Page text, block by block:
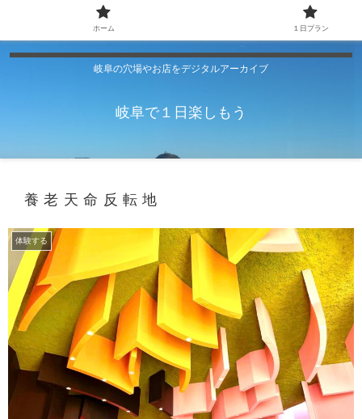
岐阜の穴場やお店をデジタルアーカイブ
岐阜で１日楽しもう
養老天命反転地
体験する
ホーム １日プラン